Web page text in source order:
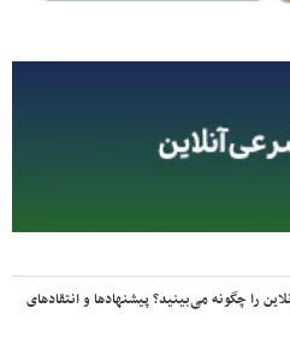
را چگونه می‌بینید؟ پیشنهادها و انتقادهای